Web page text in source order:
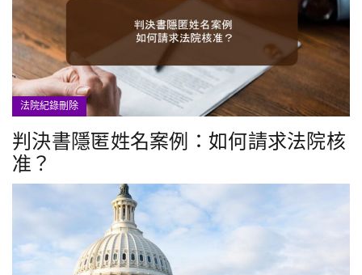
法院紀錄刪除
判決書隱匿姓名案例：如何請求法院核
准？